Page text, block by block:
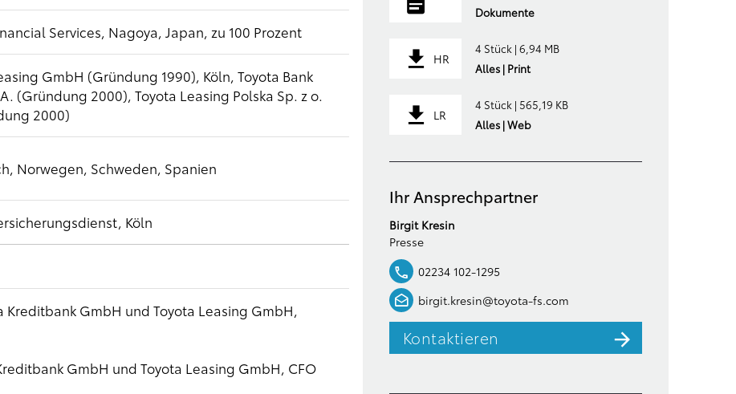
Services, Nagoya, Japan, zu 100 Prozent
GmbH (Gründung 1990), Köln, Toyota Bank
(Gründung 2000), Toyota Leasing Polska Sp. z o.
2000)
Norwegen, Schweden, Spanien
Köln
GmbH und Toyota Leasing GmbH,
GmbH und Toyota Leasing GmbH, CFO
Dokumente
HR
4 Stück | 6,94 MB
Alles | Print
LR
4 Stück | 565,19 KB
Alles | Web
Ihr Ansprechpartner
Birgit Kresin
Presse
02234 102-1295
birgit.kresin@toyota-fs.com
Kontaktieren